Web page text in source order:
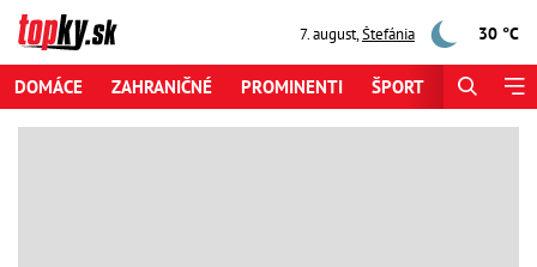
7. august,Štefánia 30 °C
DOMÁCE ZAHRANIČNÉ PROMINENTI ŠPORT